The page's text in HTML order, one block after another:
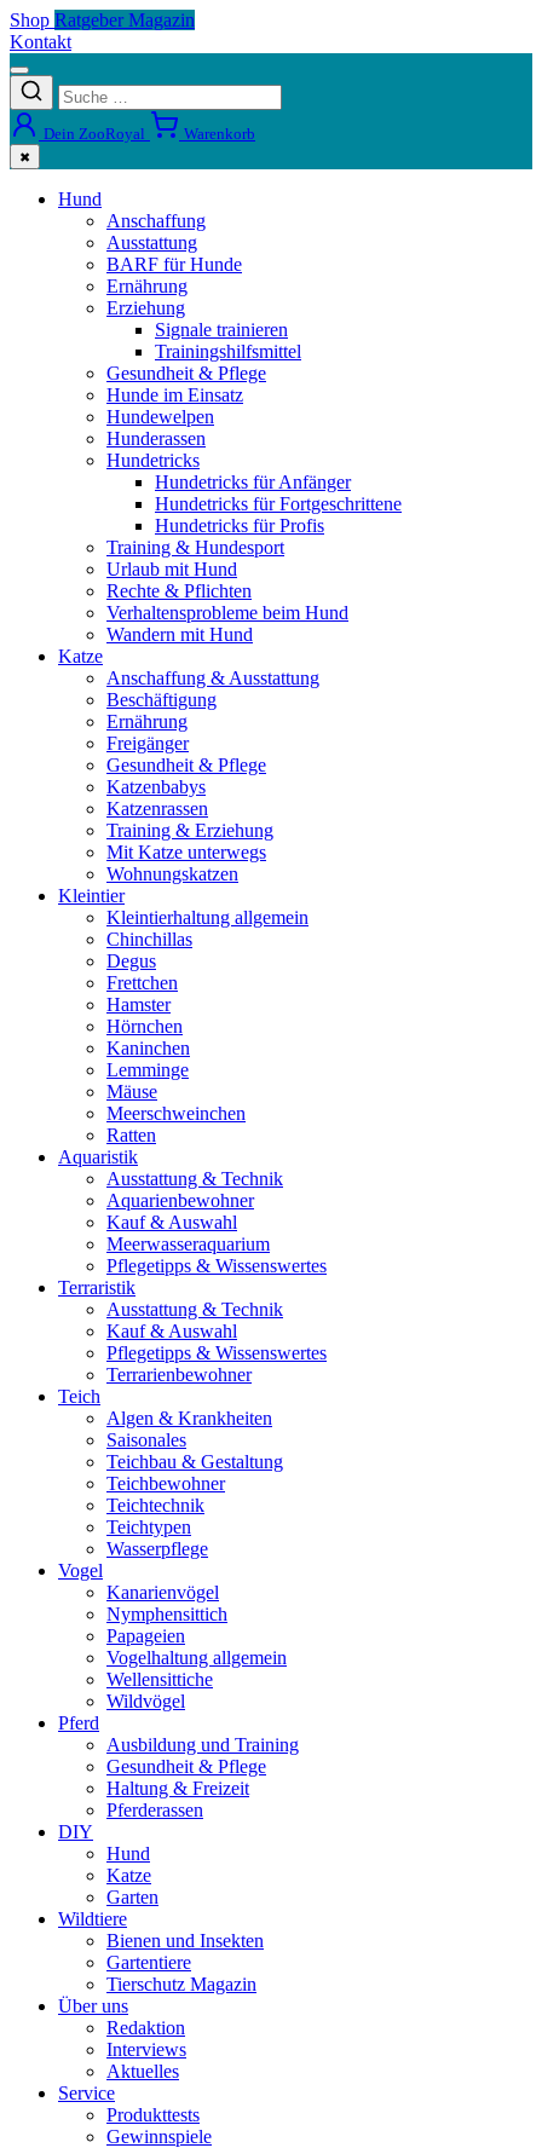
Shop Ratgeber Magazin
Kontakt
Dein ZooRoyal Warenkorb
✖
Hund
Anschaffung
Ausstattung
BARF für Hunde
Ernährung
Erziehung
Signale trainieren
Trainingshilfsmittel
Gesundheit & Pflege
Hunde im Einsatz
Hundewelpen
Hunderassen
Hundetricks
Hundetricks für Anfänger
Hundetricks für Fortgeschrittene
Hundetricks für Profis
Training & Hundesport
Urlaub mit Hund
Rechte & Pflichten
Verhaltensprobleme beim Hund
Wandern mit Hund
Katze
Anschaffung & Ausstattung
Beschäftigung
Ernährung
Freigänger
Gesundheit & Pflege
Katzenbabys
Katzenrassen
Training & Erziehung
Mit Katze unterwegs
Wohnungskatzen
Kleintier
Kleintierhaltung allgemein
Chinchillas
Degus
Frettchen
Hamster
Hörnchen
Kaninchen
Lemminge
Mäuse
Meerschweinchen
Ratten
Aquaristik
Ausstattung & Technik
Aquarienbewohner
Kauf & Auswahl
Meerwasseraquarium
Pflegetipps & Wissenswertes
Terraristik
Ausstattung & Technik
Kauf & Auswahl
Pflegetipps & Wissenswertes
Terrarienbewohner
Teich
Algen & Krankheiten
Saisonales
Teichbau & Gestaltung
Teichbewohner
Teichtechnik
Teichtypen
Wasserpflege
Vogel
Kanarienvögel
Nymphensittich
Papageien
Vogelhaltung allgemein
Wellensittiche
Wildvögel
Pferd
Ausbildung und Training
Gesundheit & Pflege
Haltung & Freizeit
Pferderassen
DIY
Hund
Katze
Garten
Wildtiere
Bienen und Insekten
Gartentiere
Tierschutz Magazin
Über uns
Redaktion
Interviews
Aktuelles
Service
Produkttests
Gewinnspiele